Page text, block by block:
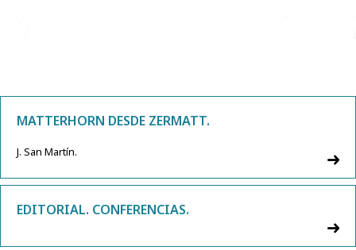
MATTERHORN DESDE ZERMATT.
J. San Martín.
EDITORIAL. CONFERENCIAS.